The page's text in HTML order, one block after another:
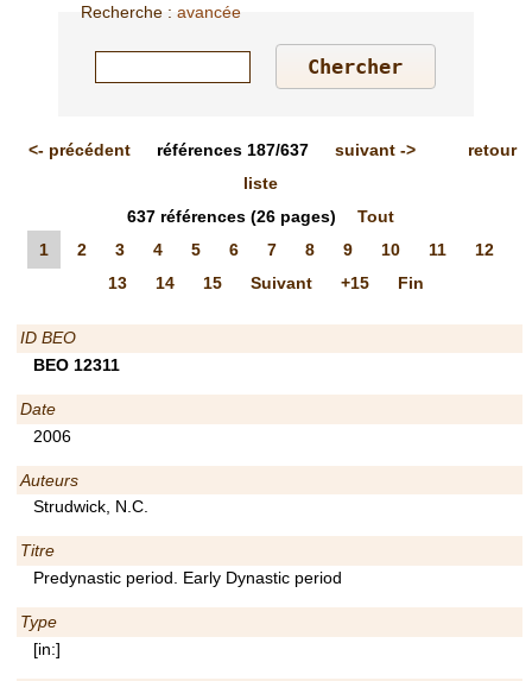
Recherche :avancée
<- précédent références187/637 suivant->
retour
liste
637 références(26 pages)
Tout
1
2 3 4 5 6 7 8 9 10 11
12
13
14 15 Suivant +15 Fin
ID BEO
BEO 12311
Date
2006
Auteurs
Strudwick, N.C.
Titre
Predynastic period. Early Dynastic period
Type
[in:]